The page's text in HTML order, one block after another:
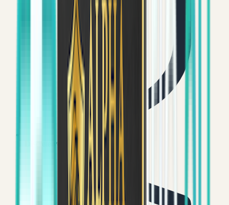
Discrete verzending